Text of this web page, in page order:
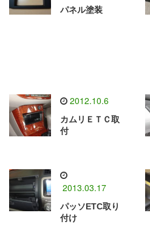
パネル塗装
2012.10.6
カムリＥＴＣ取
付
2013.03.17
パッソETC取り
付け